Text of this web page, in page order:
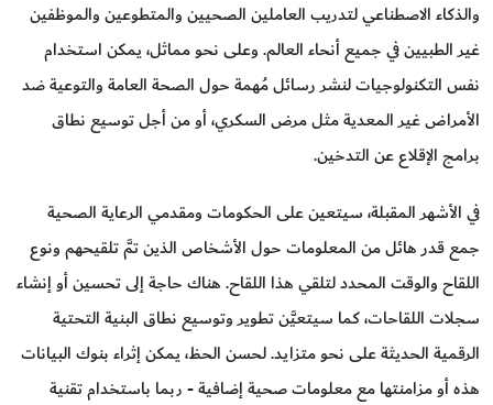
والذكاء الاصطناعي لتدريب العاملين الصحيين والمتطوعين والموظفين
غير الطبيين في جميع أنحاء العالم. وعلى نحو مماثل، يمكن استخدام
نفس التكنولوجيات لنشر رسائل مُهمة حول الصحة العامة والتوعية ضد
الأمراض غير المعدية مثل مرض السكري، أو من أجل توسيع نطاق
برامج الإقلاع عن التدخين.
في الأشهر المقبلة، سيتعين على الحكومات ومقدمي الرعاية الصحية
جمع قدر هائل من المعلومات حول الأشخاص الذين تمَّ تلقيحهم ونوع
اللقاح والوقت المحدد لتلقي هذا اللقاح. هناك حاجة إلى تحسين أو إنشاء
سجلات اللقاحات، كما سيتعيَّن تطوير وتوسيع نطاق البنية التحتية
الرقمية الحديثة على نحو متزايد. لحسن الحظ، يمكن إثراء بنوك البيانات
هذه أو مزامنتها مع معلومات صحية إضافية - ربما باستخدام تقنية